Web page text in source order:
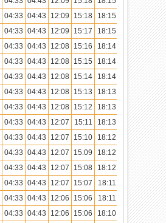
04:33 04:43 12:09 15:18 18:15
19:24
04:33 04:43 12:09 15:17 18:15
19:24
04:33 04:43 12:08 15:16 18:14
19:23
04:33 04:43 12:08 15:15 18:14
19:23
04:33 04:43 12:08 15:14 18:14
19:23
04:33 04:43 12:08 15:13 18:13
19:22
04:33 04:43 12:08 15:12 18:13
19:22
04:33 04:43 12:07 15:11 18:13
19:21
04:33 04:43 12:07 15:10 18:12
19:21
04:33 04:43 12:07 15:09 18:12
19:21
04:33 04:43 12:07 15:08 18:12
19:20
04:33 04:43 12:07 15:07 18:11
19:20
04:33 04:43 12:06 15:06 18:11
19:19
04:33 04:43 12:06 15:06 18:10
19:19